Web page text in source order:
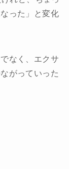
った」と変化
なく、エクサ
がっていった